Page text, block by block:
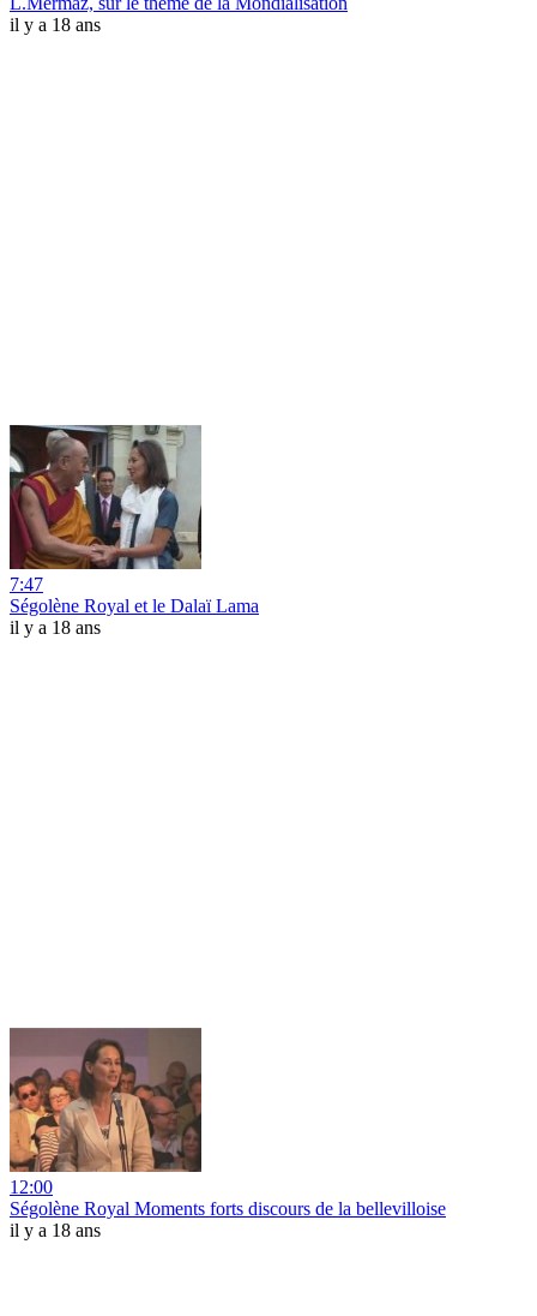
il y a 18 ans
7:47
Ségolène Royal et le Dalaï Lama
il y a 18 ans
12:00
Ségolène Royal Moments forts discours de la bellevilloise
il y a 18 ans